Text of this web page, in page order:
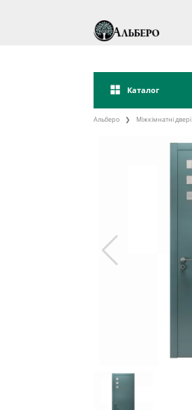
Каталог
Альберо Міжкімнатні двері